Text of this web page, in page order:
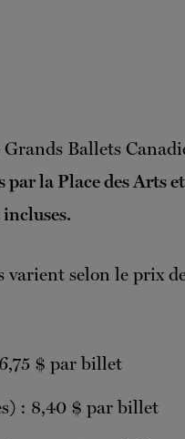
Ballets
par la Place des Arts
varient selon le prix
$ par billet
: 8,40 $ par billet